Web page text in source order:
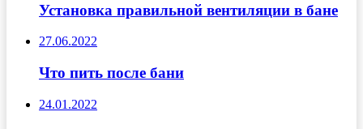
Установка правильной вентиляции в бане
27.06.2022
Что пить после бани
24.01.2022